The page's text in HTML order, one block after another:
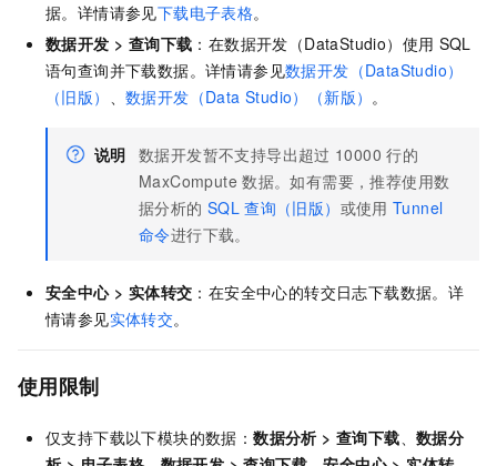
据。详情请参见下载电子表格。
数据开发 > 查询下载 ：在数据开发（DataStudio）使用 SQL
语句查询并下载数据。详情请参见数据开发（DataStudio）
（旧版） 、数据开发（Data Studio）（新版） 。
说明 数据开发暂不支持导出超过 10000 行的
MaxCompute 数据。如有需要，推荐使用数
据分析的 SQL 查询（旧版） 或使用 Tunnel
命令进行下载。
安全中心> 实体转交 ：在安全中心的转交日志下载数据。详
情请参见实体转交。
使用限制
仅支持下载以下模块的数据：数据分析>查询下载、数据分